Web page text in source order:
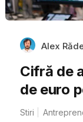
Alex
Cifră de
de euro
Stiri